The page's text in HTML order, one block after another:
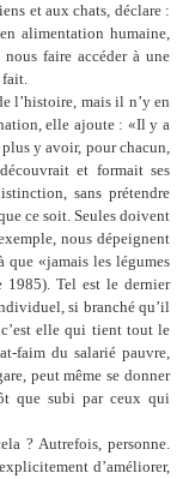
et aux chats, déclare :
alimentation humaine,
faire accéder à une
fait.
l’histoire, mais il n’y en
elle ajoute : «Il y a
y avoir, pour chacun,
et formait ses
sans prétendre
ce soit. Seules doivent
nous dépeignent
que «jamais les légumes
1985). Tel est le dernier
si branché qu’il
’est elle qui tient tout le
faim du salarié pauvre,
peut même se donner
que subi par ceux qui
? Autrefois, personne.
d’améliorer,